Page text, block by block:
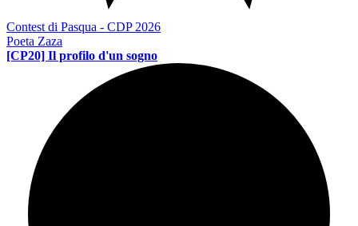
Contest di Pasqua - CDP 2026
Poeta Zaza
[CP20] Il profilo d'un sogno